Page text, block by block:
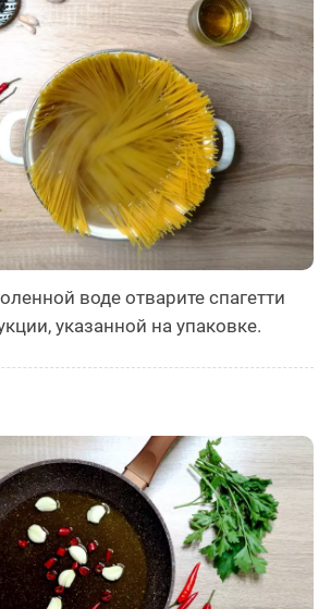
воде отварите спагетти
указанной на упаковке.